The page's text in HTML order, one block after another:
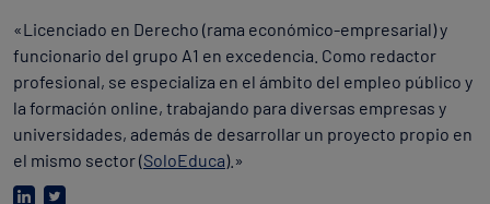
«Licenciado en Derecho (rama económico-empresarial) y
funcionario del grupo A1 en excedencia. Como redactor
profesional, se especializa en el ámbito del empleo público y
la formación online, trabajando para diversas empresas y
universidades, además de desarrollar un proyecto propio en
el mismo sector (SoloEduca).»